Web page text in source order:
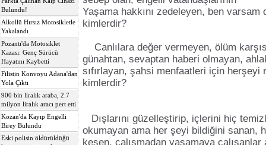
Bulundu!
Alkollü Hırsız Motosikletle
Yakalandı
Pozantı'da Motosiklet
Kazası: Genç Sürücü
Hayatını Kaybetti
Filistin Konvoyu Adana'dan
Yola Çıktı
900 bin liralık araba, 2.7
milyon liralık aracı pert etti
Kozan'da Kayıp Engelli
Birey Bulundu
Eski polisin öldürüldüğü
Yaşama hakkını zedeleyen, ben
kimlerdir?
Canlılara değer vermeyen, ölüm
günahtan, sevaptan haberi olmayan,
sıfırlayan, şahsi menfaatleri için herşeyi
kimlerdir?
Dışlarını güzelleştirip, içlerini hiç
okumayan ama her şeyi bildiğini sanan,
kesen, çalışmadan yaşamaya